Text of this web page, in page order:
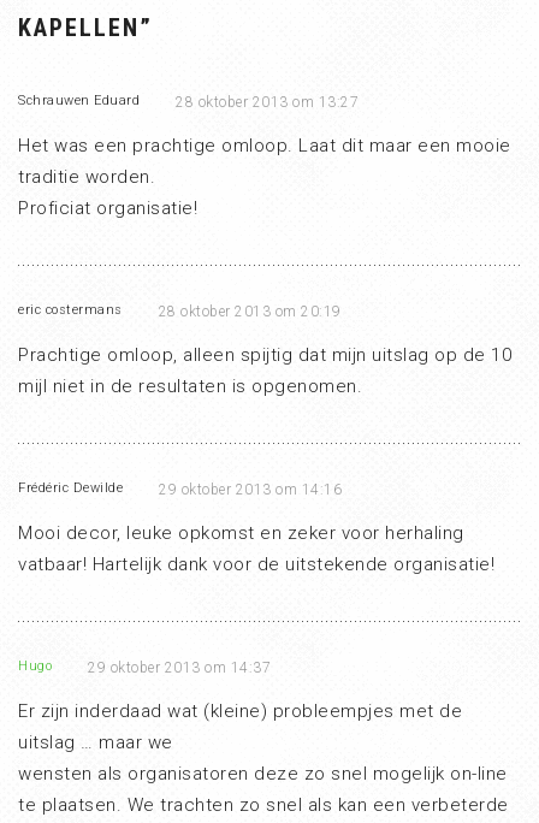
KAPELLEN”
Schrauwen Eduard 28 oktober 2013 om 13:27
Het was een prachtige omloop. Laat dit maar een mooie
traditie worden.
Proficiat organisatie!
eric costermans 28 oktober 2013 om 20:19
Prachtige omloop, alleen spijtig dat mijn uitslag op de 10
mijl niet in de resultaten is opgenomen.
Frédéric Dewilde 29 oktober 2013 om 14:16
Mooi decor, leuke opkomst en zeker voor herhaling
vatbaar! Hartelijk dank voor de uitstekende organisatie!
Hugo 29 oktober 2013 om 14:37
Er zijn inderdaad wat (kleine) probleempjes met de
uitslag … maar we
wensten als organisatoren deze zo snel mogelijk on-line
te plaatsen. We trachten zo snel als kan een verbeterde